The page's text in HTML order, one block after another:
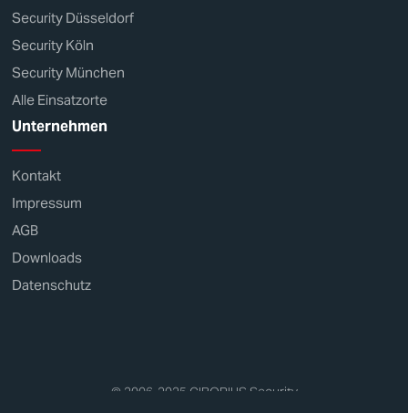
Security Düsseldorf
Security Köln
Security München
Alle Einsatzorte
Unternehmen
Kontakt
Impressum
AGB
Downloads
Datenschutz
© 2006-2025 CIBORIUS Security